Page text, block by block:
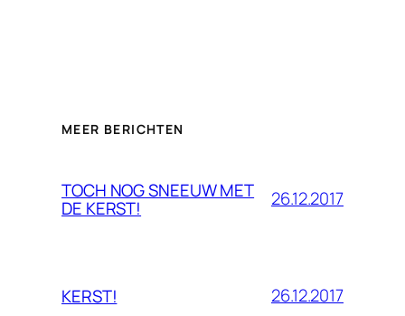
MEER BERICHTEN
TOCH NOG SNEEUW MET
DE KERST! 26.12.2017
KERST! 26.12.2017